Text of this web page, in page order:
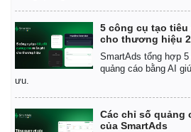
Pháp luật
Tin nóng
Vũ
5 công cụ tạo tiêu
cho thương hiệu
SmartAds tổng hợp
quảng cáo bằng AI
ưu.
Các chỉ số quảng
của SmartAds